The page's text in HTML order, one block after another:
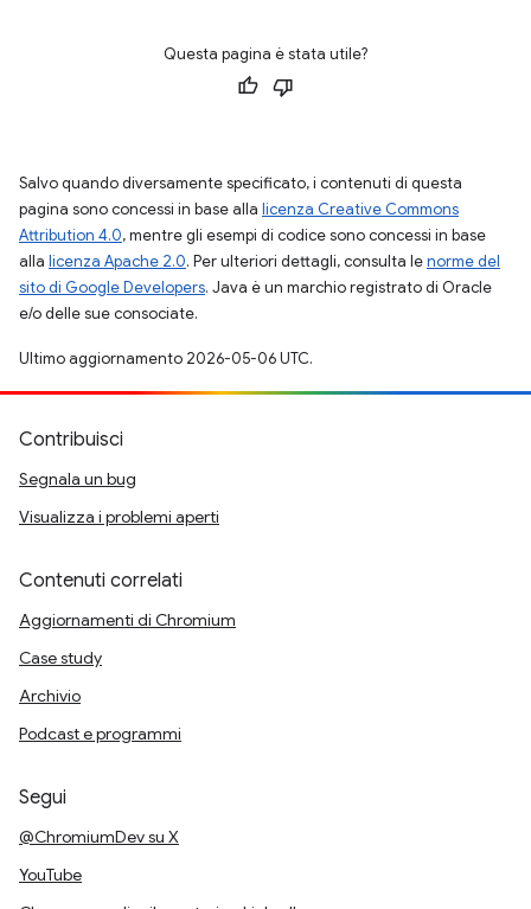
Questa pagina è stata utile?
Salvo quando diversamente specificato, i contenuti di questa
pagina sono concessi in base alla licenza Creative Commons
Attribution 4.0, mentre gli esempi di codice sono concessi in base
alla licenza Apache 2.0. Per ulteriori dettagli, consulta lenorme del
sito di Google Developers. Java è un marchio registrato di Oracle
e/o delle sue consociate.
Ultimo aggiornamento 2026-05-06 UTC.
Contribuisci
Segnala un bug
Visualizza i problemi aperti
Contenuti correlati
Aggiornamenti di Chromium
Case study
Archivio
Podcast e programmi
Segui
@ChromiumDev su X
YouTube